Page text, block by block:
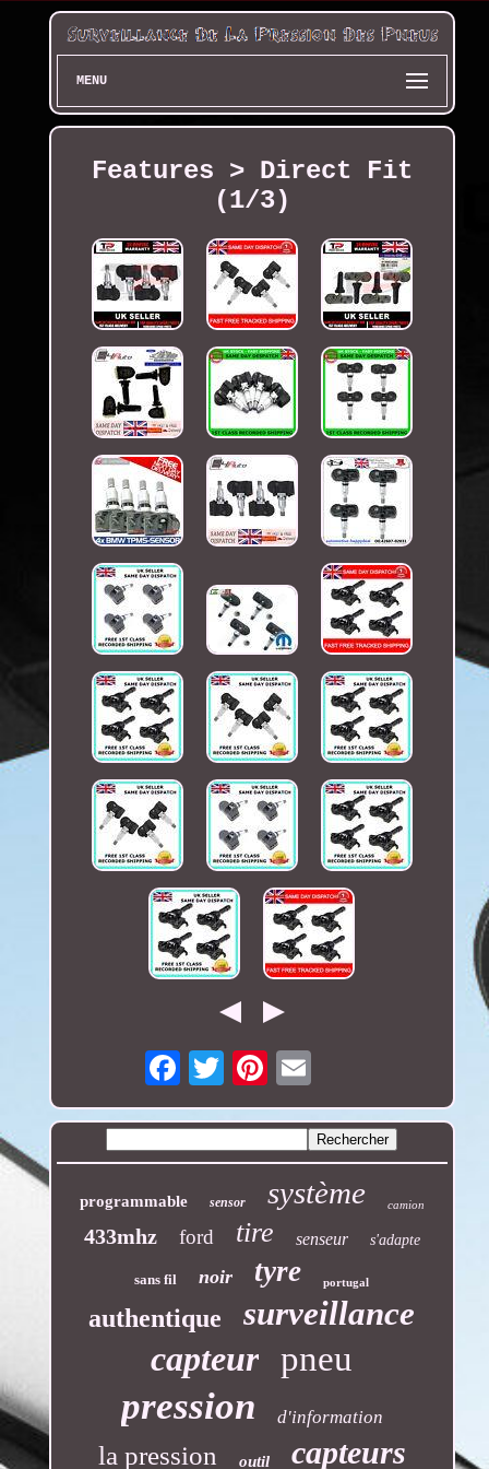
MENU
Features > Direct Fit
(1/3)
Email
programmable sensor système camion
433mhz ford tire senseur s'adapte
sans fil noir tyre portugal
authentique surveillance
capteur pneu
pression d'information
la pression outil capteurs